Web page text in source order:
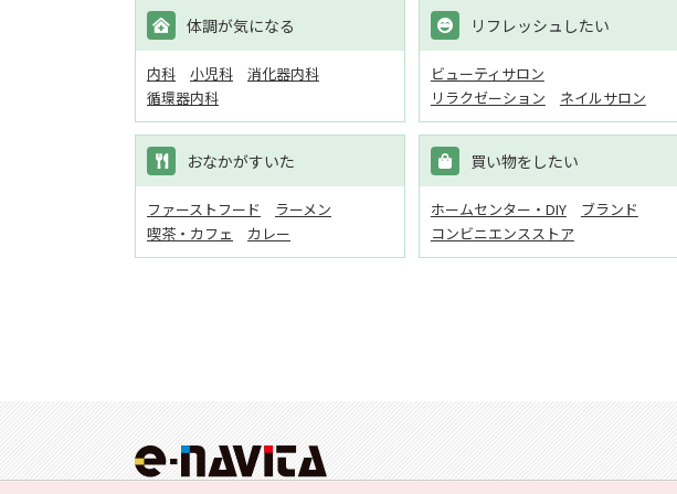
体調が気になる
内科 小児科
消化器内科
循環器内科
リフレッシュしたい
ビューティサロン
リラクゼーション
ネイルサロン
おなかがすいた
ファーストフード
ラーメン
喫茶・カフェ
カレー
買い物をしたい
ホームセンター・DIY
ブランド
コンビニエンスストア